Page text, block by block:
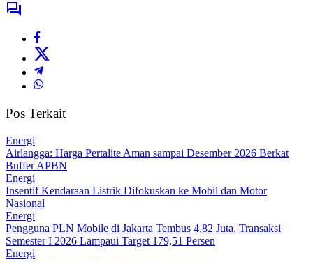
Pos Terkait
Energi
Airlangga: Harga Pertalite Aman sampai Desember 2026 Berkat
Buffer APBN
Energi
Insentif Kendaraan Listrik Difokuskan ke Mobil dan Motor
Nasional
Energi
Pengguna PLN Mobile di Jakarta Tembus 4,82 Juta, Transaksi
Semester I 2026 Lampaui Target 179,51 Persen
Energi